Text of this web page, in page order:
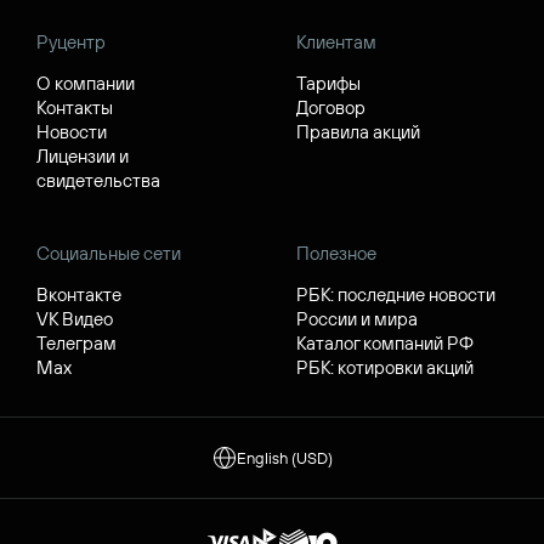
Руцентр
О компании
Контакты
Новости
Лицензии и
свидетельства
Клиентам
Тарифы
Договор
Правила акций
Социальные сети
Вконтакте
VK Видео
Телеграм
Max
Полезное
РБК: последние новости
России и мира
Каталог компаний РФ
РБК: котировки акций
English (USD)